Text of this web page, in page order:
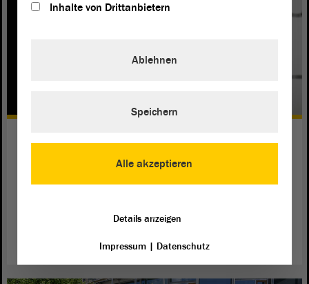
Wenn Flüchtlinge nicht bleiben
Die AfD-Fraktion möchte abgelehnte Flüchtlinge bis zur
Inhalte von Drittanbietern
Alle akzeptieren
Ablehnen
Speichern
Details anzeigen
Impressum| Datenschutz